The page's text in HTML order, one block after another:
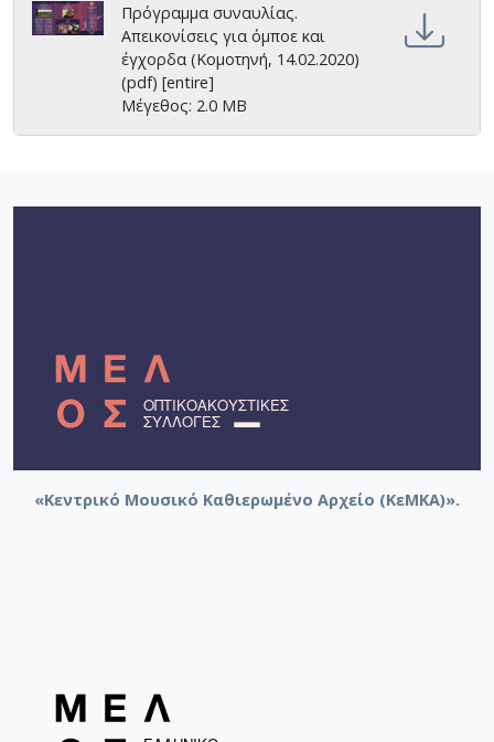
Πρόγραμμα συναυλίας.
Απεικονίσεις για όμποε και
έγχορδα (Κομοτηνή, 14.02.2020)
(pdf) [entire]
Μέγεθος: 2.0 MB
«Κεντρικό Μουσικό Καθιερωμένο Αρχείο (ΚεΜΚΑ)».